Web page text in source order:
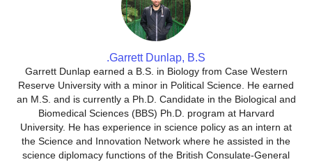
Garrett Dunlap, B.S.
Garrett Dunlap earned a B.S. in Biology from Case Western
Reserve University with a minor in Political Science. He earned
an M.S. and is currently a Ph.D. Candidate in the Biological and
Biomedical Sciences (BBS) Ph.D. program at Harvard
University. He has experience in science policy as an intern at
the Science and Innovation Network where he assisted in the
science diplomacy functions of the British Consulate-General